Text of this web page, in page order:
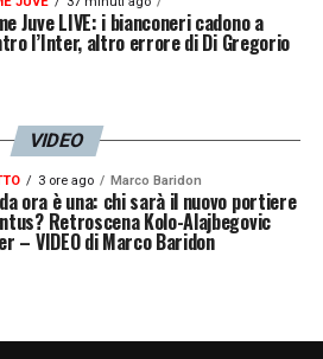
Juve LIVE: i bianconeri cadono a
l’Inter, altro errore di Di Gregorio
VIDEO
3 ore ago Marco Baridon
ora è una: chi sarà il nuovo portiere
Retroscena Kolo-Alajbegovic
– VIDEO di Marco Baridon